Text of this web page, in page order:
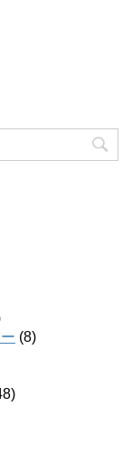
(8)